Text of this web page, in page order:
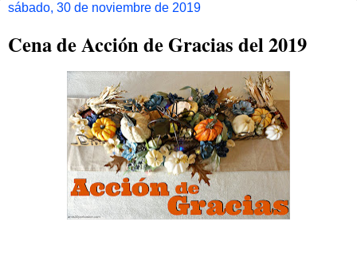
sábado, 30 de noviembre de 2019
Cena de Acción de Gracias del 2019